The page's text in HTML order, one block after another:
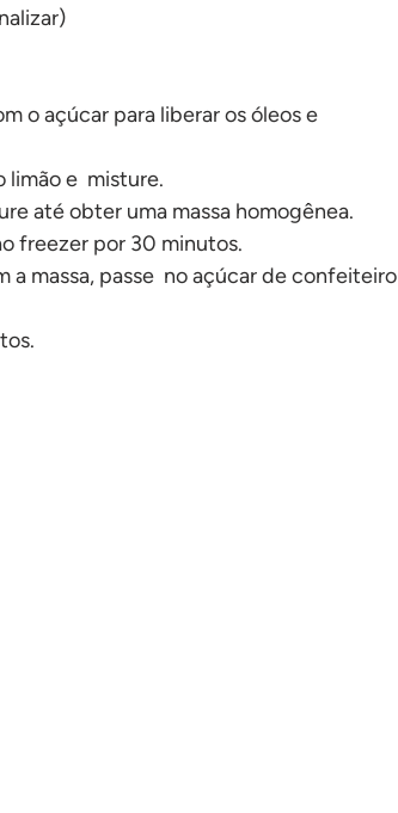
o açúcar para liberar os óleos e
e  misture.
até obter uma massa homogênea.
freezer por 30 minutos.
massa, passe  no açúcar de confeiteiro